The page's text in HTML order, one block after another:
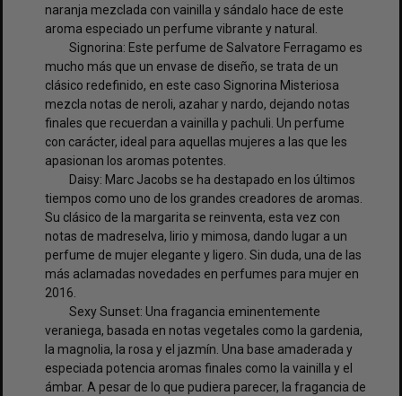
naranja mezclada con vainilla y sándalo hace de este
aroma especiado un perfume vibrante y natural.
Signorina: Este perfume de Salvatore Ferragamo es
mucho más que un envase de diseño, se trata de un
clásico redefinido, en este caso Signorina Misteriosa
mezcla notas de neroli, azahar y nardo, dejando notas
finales que recuerdan a vainilla y pachuli. Un perfume
con carácter, ideal para aquellas mujeres a las que les
apasionan los aromas potentes.
Daisy: Marc Jacobs se ha destapado en los últimos
tiempos como uno de los grandes creadores de aromas.
Su clásico de la margarita se reinventa, esta vez con
notas de madreselva, lirio y mimosa, dando lugar a un
perfume de mujer elegante y ligero. Sin duda, una de las
más aclamadas novedades en perfumes para mujer en
2016.
Sexy Sunset: Una fragancia eminentemente
veraniega, basada en notas vegetales como la gardenia,
la magnolia, la rosa y el jazmín. Una base amaderada y
especiada potencia aromas finales como la vainilla y el
ámbar. A pesar de lo que pudiera parecer, la fragancia de